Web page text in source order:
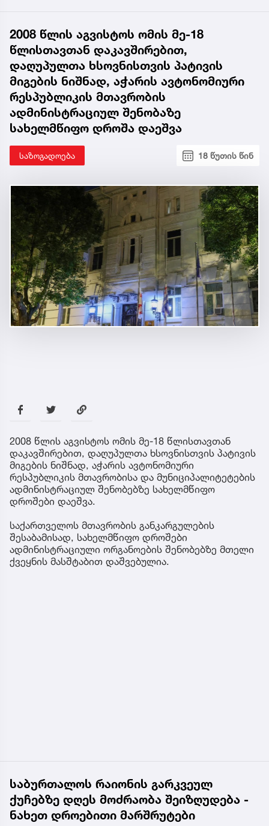
2008 წლის აგვისტოს ომის მე-18
წლისთავთან დაკავშირებით,
დაღუპულთა ხსოვნისთვის პატივის
მიგების ნიშნად, აჭარის ავტონომიური
რესპუბლიკის მთავრობის
ადმინისტრაციულ შენობაზე
სახელმწიფო დროშა დაეშვა
საზოგადოება 18 წუთის წინ
2008 წლის აგვისტოს ომის მე-18 წლისთავთან
დაკავშირებით, დაღუპულთა ხსოვნისთვის პატივის
მიგების ნიშნად, აჭარის ავტონომიური
რესპუბლიკის მთავრობისა და მუნიციპალიტეტების
ადმინისტრაციულ შენობებზე სახელმწიფო
დროშები დაეშვა.
საქართველოს მთავრობის განკარგულების
შესაბამისად, სახელმწიფო დროშები
ადმინისტრაციული ორგანოების შენობებზე მთელი
ქვეყნის მასშტაბით დაშვებულია.
საბურთალოს რაიონის გარკვეულ
ქუჩებზე დღეს მოძრაობა შეიზღუდება -
ნახეთ დროებითი მარშრუტები